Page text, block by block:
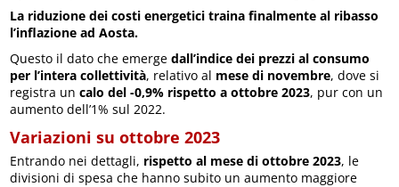
La riduzione dei costi energetici traina finalmente al ribasso
l’inflazione ad Aosta.
Questo il dato che emergedall’indice dei prezzi al consumo
per l’intera collettività, relativo al mese di novembre, dove si
registra uncalo del -0,9% rispetto a ottobre 2023, pur con un
aumento dell’1% sul 2022.
Variazioni su ottobre 2023
Entrando nei dettagli, rispetto al mese di ottobre 2023, le
divisioni di spesa che hanno subito un aumento maggiore